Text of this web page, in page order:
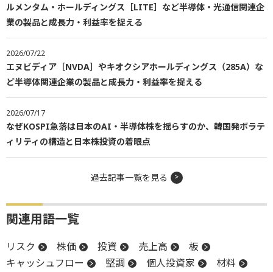
ルメンタム・ホールディングス［LITE］など半導体・光通信関連企
業の製品と成長力・利益率を捉える
2026/07/22
エヌビディア［NVDA］やキオクシアホールディングス（285A）な
ど半導体関連企業の製品と成長力・利益率を捉える
2026/07/17
なぜKOSPI急落は日本のAI・半導体株を揺らすのか、韓国発ボラテ
ィリティの構造と日本株投資の着眼点
過去記事一覧を見る
関連用語一覧
リスク 株価 投資 売上高
板
キャッシュフロー
堅調 個人投資家
材料